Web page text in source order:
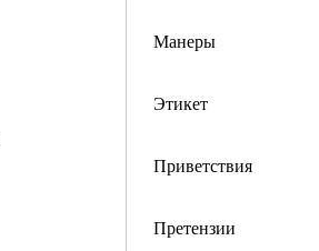
Манеры
Этикет
Приветствия
Претензии